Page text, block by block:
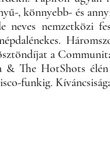
, könnyebb- és
neves nemzetközi
a
& The HotShots
funkig.